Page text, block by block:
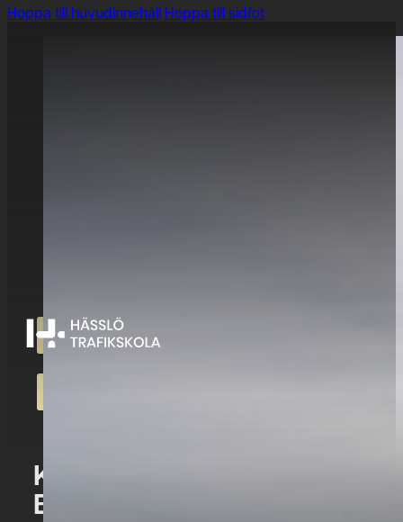
Hoppa till huvudinnehåll Hoppa till sidfot
ENKÖPING
Komplett guide till
Enköping